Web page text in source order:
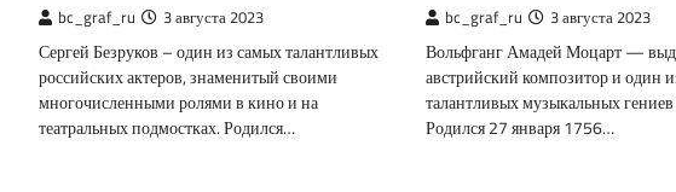
bc_graf_ru 3 августа 2023
Сергей Безруков – один из самых талантливых
российских актеров, знаменитый своими
многочисленными ролями в кино и на
театральных подмостках. Родился…
bc_graf_ru 3 августа 2023
Вольфганг Амадей Моцарт —
австрийский композитор и один
талантливых музыкальных
Родился 27 января 1756…